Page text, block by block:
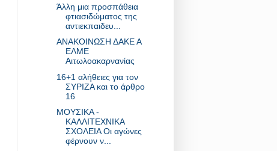
Άλλη μια προσπάθεια
φτιασιδώματος της
αντιεκπαιδευ...
ΑΝΑΚΟΙΝΩΣΗ ΔΑΚΕ Α
ΕΛΜΕ
Αιτωλοακαρνανίας
16+1 αλήθειες για τον
ΣΥΡΙΖΑ και το άρθρο
16
ΜΟΥΣΙΚΑ -
ΚΑΛΛΙΤΕΧΝΙΚΑ
ΣΧΟΛΕΙΑ Οι αγώνες
φέρνουν ν...